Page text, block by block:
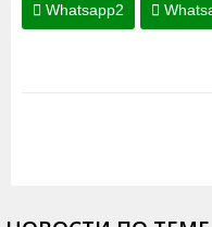
Whatsapp2